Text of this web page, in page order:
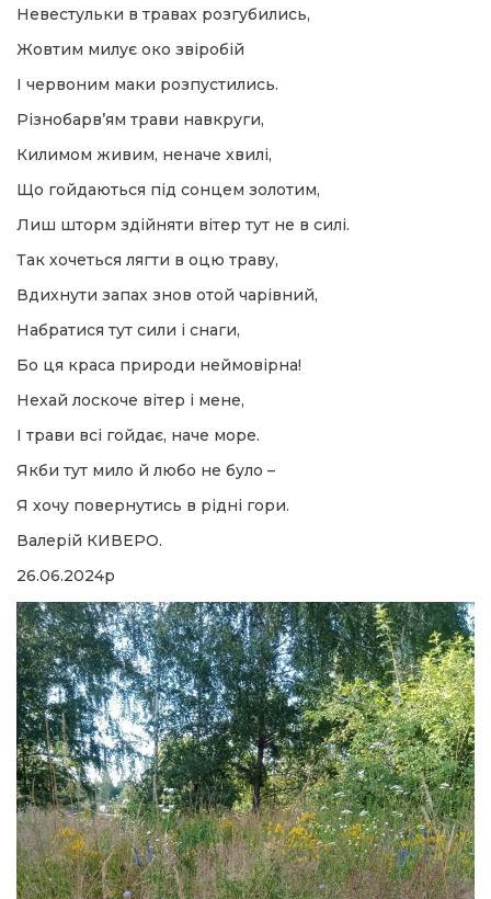
вісті
голос гірського краю
умови придбання
та контакти
Невестульки в травах розгубились,
Жовтим милує око звіробій
І червоним маки розпустились.
Різнобарв’ям трави навкруги,
Килимом живим, неначе хвилі,
Що гойдаються під сонцем золотим,
Лиш шторм здійняти вітер тут не в силі.
Так хочеться лягти в оцю траву,
Вдихнути запах знов отой чарівний,
Набратися тут сили і снаги,
Бо ця краса природи неймовірна!
Нехай лоскоче вітер і мене,
І трави всі гойдає, наче море.
Якби тут мило й любо не було –
Я хочу повернутись в рідні гори.
Валерій КИВЕРО.
26.06.2024р